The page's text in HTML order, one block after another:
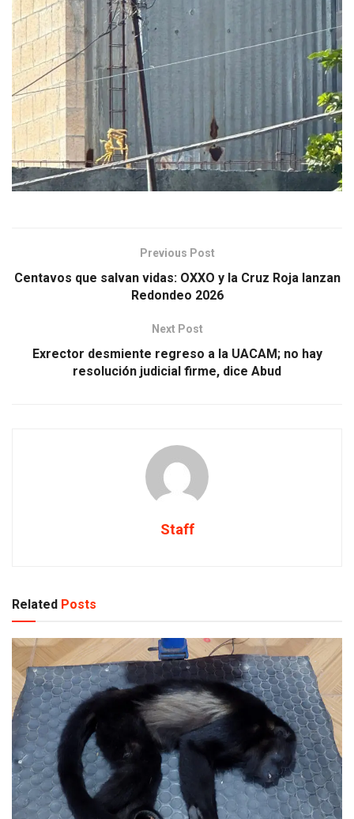
Previous Post
Centavos que salvan vidas: OXXO y la Cruz Roja lanzan
Redondeo 2026
Next Post
Exrector desmiente regreso a la UACAM; no hay
resolución judicial firme, dice Abud
Staff
Related Posts